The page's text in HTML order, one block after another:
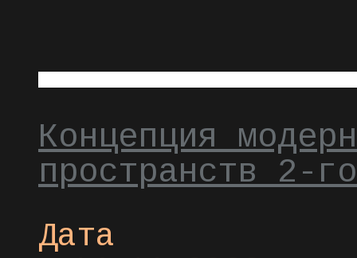
Концепция
пространств 2-
Дата